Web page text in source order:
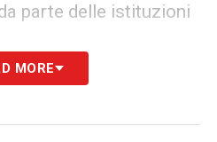
parte delle istituzioni
Estero: tutte le novità
MORE